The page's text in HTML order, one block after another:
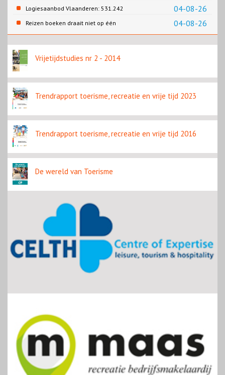
recreatie en wonen
04-08-26
Logiesaanbod Vlaanderen: 531.242
slaapplaatsen
04-08-26
Reizen boeken draait niet op één
contentbron
Vrijetijdstudies nr 2 - 2014
Trendrapport toerisme, recreatie en vrije tijd 2023
Trendrapport toerisme, recreatie en vrije tijd 2016
De wereld van Toerisme